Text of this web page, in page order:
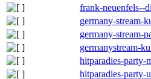
frank-neuenfels--
germany-stream-
germany-stream-
germanystream-
hitparadies-party-
hitparadies-party-